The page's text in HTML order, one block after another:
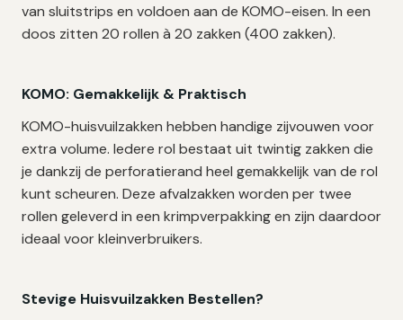
van sluitstrips en voldoen aan de KOMO-eisen. In een
doos zitten 20 rollen à 20 zakken (400 zakken).
KOMO: Gemakkelijk & Praktisch
KOMO-huisvuilzakken hebben handige zijvouwen voor
extra volume. Iedere rol bestaat uit twintig zakken die
je dankzij de perforatierand heel gemakkelijk van de rol
kunt scheuren. Deze afvalzakken worden per twee
rollen geleverd in een krimpverpakking en zijn daardoor
ideaal voor kleinverbruikers.
Stevige Huisvuilzakken Bestellen?